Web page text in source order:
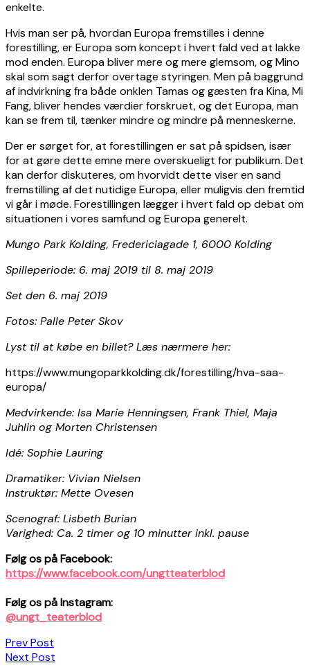
enkelte.
Hvis man ser på, hvordan Europa fremstilles i denne
forestilling, er Europa som koncept i hvert fald ved at lakke
mod enden. Europa bliver mere og mere glemsom, og Mino
skal som sagt derfor overtage styringen. Men på baggrund
af indvirkning fra både onklen Tamas og gæsten fra Kina, Mi
Fang, bliver hendes værdier forskruet, og det Europa, man
kan se frem til, tænker mindre og mindre på menneskerne.
Der er sørget for, at forestillingen er sat på spidsen, især
for at gøre dette emne mere overskueligt for publikum. Det
kan derfor diskuteres, om hvorvidt dette viser en sand
fremstilling af det nutidige Europa, eller muligvis den fremtid
vi går i møde. Forestillingen lægger i hvert fald op debat om
situationen i vores samfund og Europa generelt.
Mungo Park Kolding, Fredericiagade 1, 6000 Kolding
Spilleperiode: 6. maj 2019 til 8. maj 2019
Set den 6. maj 2019
Fotos: Palle Peter Skov
Lyst til at købe en billet? Læs nærmere her:
https://www.mungoparkkolding.dk/forestilling/hva-saa-
europa/
Medvirkende: Isa Marie Henningsen, Frank Thiel, Maja
Juhlin og Morten Christensen
Idé: Sophie Lauring
Dramatiker: Vivian Nielsen
Instruktør: Mette Ovesen
Scenograf: Lisbeth Burian
Varighed: Ca. 2 timer og 10 minutter inkl. pause
Følg os på Facebook:
https://www.facebook.com/ungtteaterblod
Følg os på Instagram:
@ungt_teaterblod
Indlægsnavigation
Prev Post
Next Post